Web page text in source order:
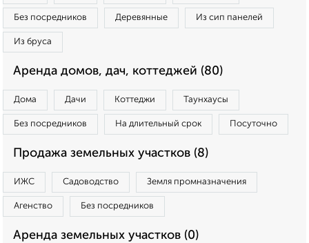
Без посредников Деревянные Из сип панелей
Из бруса
Аренда домов, дач, коттеджей (80)
Дома Дачи Коттеджи Таунхаусы
Без посредников На длительный срок Посуточно
Продажа земельных участков (8)
ИЖС Садоводство Земля промназначения
Агенство Без посредников
Аренда земельных участков (0)